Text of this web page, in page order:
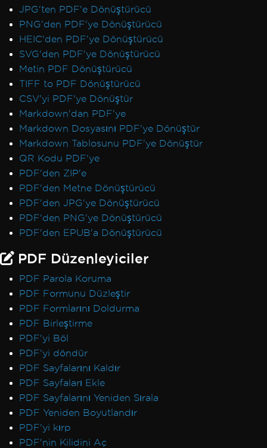
JPG'ten PDF'e Dönüştürücü
PNG'den PDF'ye Dönüştürücü
HEIC'den PDF'ye Dönüştürücü
SVG'den PDF'ye Dönüştürücü
Metin PDF Dönüştürücü
TIFF to PDF Dönüştürücü
CSV'yi PDF'ye Dönüştür
Markdown'dan PDF'ye
Markdown Dosyasını PDF'ye Dönüştür
Markdown Tablosunu PDF'ye Dönüştür
QR Kodu PDF'ye
PDF'den ZIP'e
PDF'den Metne Dönüştürücü
PDF'den JPG'ye Dönüştürücü
PDF'den PNG'ye Dönüştürücü
PDF'den EPUB'a Dönüştürücü
PDF Düzenleyiciler
PDF Parola Koruma
PDF Formunu Düzleştir
PDF Formlarını Doldurma
PDF Birleştirme
PDF'yi Böl
PDF'yi döndür
PDF Sayfalarını Kaldır
PDF Sayfaları Ekle
PDF Sayfalarını Yeniden Sırala
PDF Yeniden Boyutlandır
PDF'yi kırp
PDF'nin Kilidini Aç